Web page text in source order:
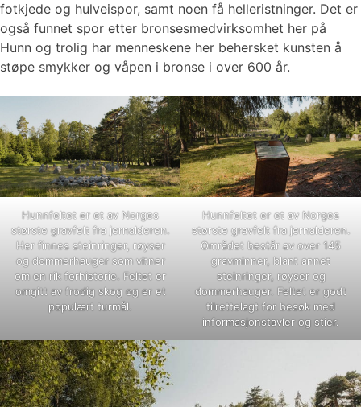
fotkjede og hulveispor, samt noen få helleristninger. Det er
også funnet spor etter bronsesmedvirksomhet her på
Hunn og trolig har menneskene her behersket kunsten å
støpe smykker og våpen i bronse i over 600 år.
Hunnfeltet er et av Norges
største gravfelt fra jernalderen.
Her finnes steinringer, røyser
og dommerhauger som vitner
om en rik forhistorie. Feltet er
omgitt av frodig skog og er et
populært turmål.
Hunnfeltet er et av Norges
største gravfelt fra jernalderen.
Området består av over 145
gravminner, blant annet
steinringer, røyser og
dommerhauger. Feltet er godt
tilrettelagt for besøk med
informasjonstavler og stier.